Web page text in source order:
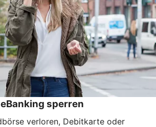
sperren
verloren, Debitkarte oder